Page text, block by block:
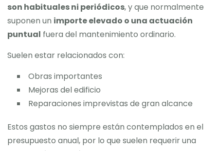
son habituales ni periódicos, y que normalmente
suponen un importe elevado o una actuación
puntual fuera del mantenimiento ordinario.
Suelen estar relacionados con:
Obras importantes
Mejoras del edificio
Reparaciones imprevistas de gran alcance
Estos gastos no siempre están contemplados en el
presupuesto anual, por lo que suelen requerir una